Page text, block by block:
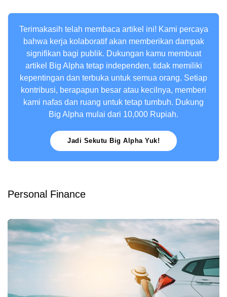
Terimakasih telah membaca artikel ini! Kami percaya
bahwa kerja kolaboratif akan memberikan dampak
signifikan bagi publik. Dukungan kamu membuat
artikel Big Alpha tetap independen, tidak memiliki
kepentingan dan terbuka untuk semua orang. Setiap
kontribusi, berapapun besar atau kecilnya, memberi
kami nafas dan ruang untuk tetap tumbuh. Dukung
Big Alpha mulai dari 10,000 Rupiah.
Jadi Sekutu Big Alpha Yuk!
Personal Finance